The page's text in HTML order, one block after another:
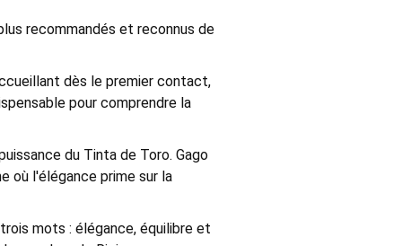
recommandés et reconnus de
dès le premier contact,
pour comprendre la
du Tinta de Toro. Gago
où l'élégance prime sur la
mots : élégance, équilibre et